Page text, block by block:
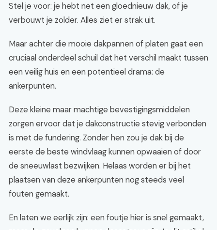
Stel je voor: je hebt net een gloednieuw dak, of je
verbouwt je zolder. Alles ziet er strak uit.
Maar achter die mooie dakpannen of platen gaat een
cruciaal onderdeel schuil dat het verschil maakt tussen
een veilig huis en een potentieel drama: de
ankerpunten.
Deze kleine maar machtige bevestigingsmiddelen
zorgen ervoor dat je dakconstructie stevig verbonden
is met de fundering. Zonder hen zou je dak bij de
eerste de beste windvlaag kunnen opwaaien of door
de sneeuwlast bezwijken. Helaas worden er bij het
plaatsen van deze ankerpunten nog steeds veel
fouten gemaakt.
En laten we eerlijk zijn: een foutje hier is snel gemaakt,